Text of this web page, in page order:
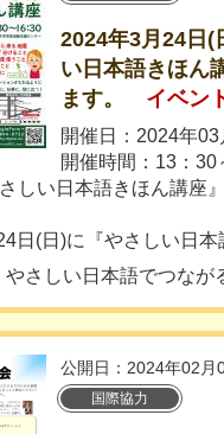
2024年3月24日(
い日本語きほん
ます。
イベン
開催日：2024年03
開催時間：13：30
しい日本語きほん講座
日(日)に『やさしい日本
さしい日本語でつなが
公開日：2024年02月
国際協力